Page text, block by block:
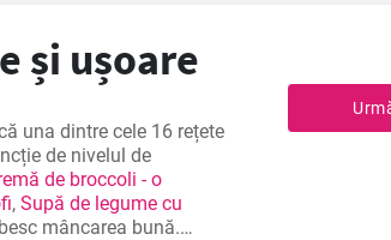
și ușoare
una dintre cele 16 rețete
de nivelul de
de broccoli - o
, Supă de legume cu
mâncarea bună.